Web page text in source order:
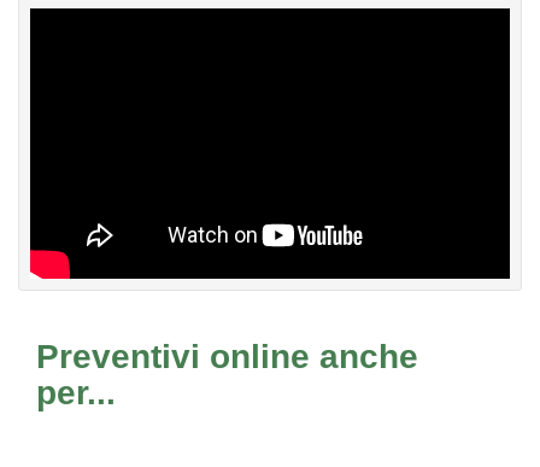
Preventivi online anche
per...